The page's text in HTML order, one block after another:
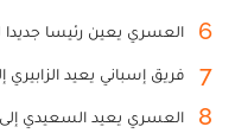
6 العسري يعين رئيسا جديدا
7 فريق إسباني يعيد الزابيري
8 العسري يعيد السعيدي